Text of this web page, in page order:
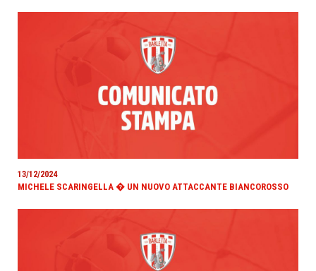
13/12/2024
MICHELE SCARINGELLA � UN NUOVO ATTACCANTE BIANCOROSSO